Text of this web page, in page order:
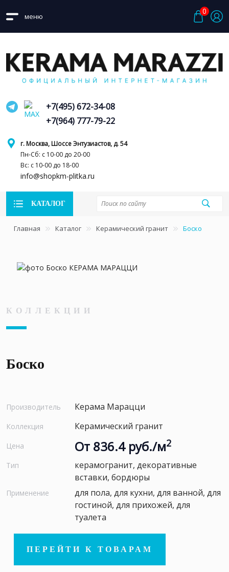
меню
0
г. Москва, Шоссе Энтузиастов, д. 54
Пн-Сб: с 10-00 до 20-00
Вс: с 10-00 до 18-00
info@shopkm-plitka.ru
+7(495) 672-34-08
+7(964) 777-79-22
КАТАЛОГ
Главная Каталог Керамический гранит Боско
КОЛЛЕКЦИИ
Боско
Производитель Керама Марацци
Коллекция Керамический гранит
Цена От 836.4 руб./м2
Тип
керамогранит, декоративные
вставки, бордюры
Применение
для пола, для кухни, для ванной, для
гостиной, для прихожей, для
туалета
ПЕРЕЙТИ К ТОВАРАМ